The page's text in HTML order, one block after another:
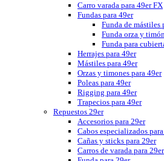
Carro varada para 49er FX
Fundas para 49er
Funda de mástiles
Funda orza y
Funda para
Herrajes para 49er
Mástiles para 49er
Orzas y timones para 49er
Poleas para 49er
Rigging para 49er
Trapecios para 49er
Repuestos 29er
Accesorios para 29er
Cabos especializados
Cañas y sticks para 29er
Carros de varada para 29er